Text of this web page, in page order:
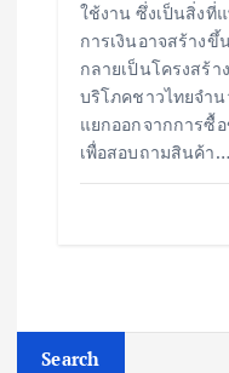
ใช้งาน ซึ่งเป็นสิ่งที่
การเงินอาจสร้าง
กลายเป็นโครงสร้
บริโภคชาวไทยจำ
แยกออกจากการซื้
เพื่อสอบถามสินค้า…
Search